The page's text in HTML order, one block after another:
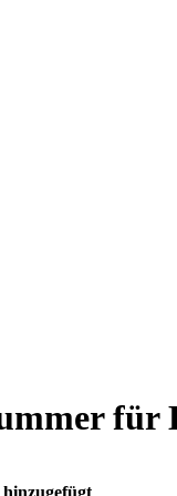
für